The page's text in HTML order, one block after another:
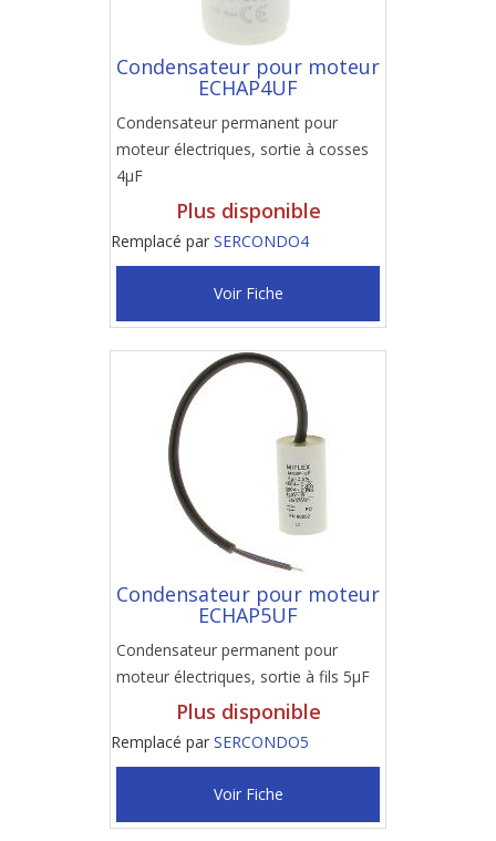
Condensateur pour moteur
ECHAP4UF
Condensateur permanent pour
moteur électriques, sortie à cosses
4µF
Plus disponible
Remplacé par SERCONDO4
Voir Fiche
Condensateur pour moteur
ECHAP5UF
Condensateur permanent pour
moteur électriques, sortie à fils 5µF
Plus disponible
Remplacé par SERCONDO5
Voir Fiche